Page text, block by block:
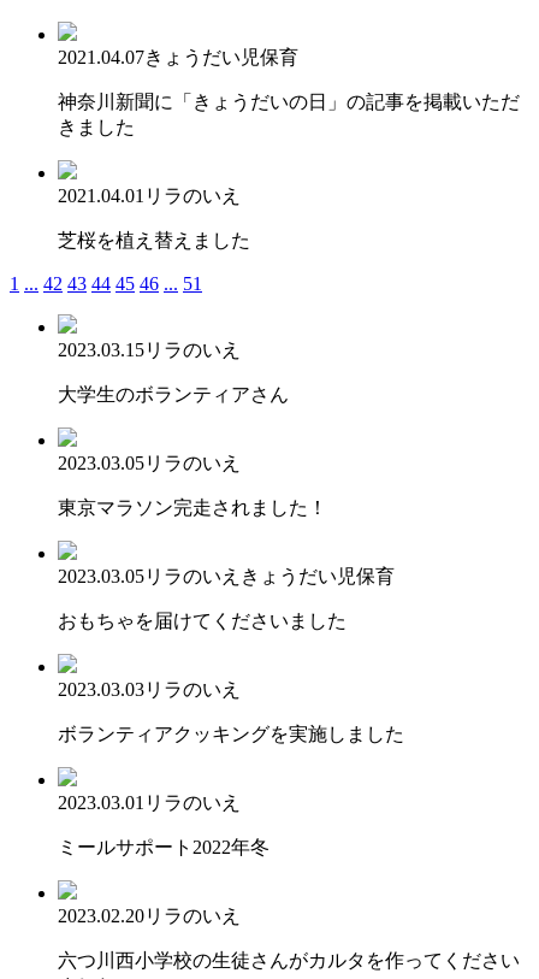
2021.04.07きょうだい児保育
神奈川新聞に「きょうだいの日」の記事を掲載いただ
きました
2021.04.01 リラのいえ
芝桜を植え替えました
1 ... 42 43 44 45 46 ... 51
2023.03.15リラのいえ
大学生のボランティアさん
2023.03.05リラのいえ
東京マラソン完走されました！
2023.03.05リラのいえ きょうだい児保育
おもちゃを届けてくださいました
2023.03.03リラのいえ
ボランティアクッキングを実施しました
2023.03.01 リラのいえ
ミールサポート2022年冬
2023.02.20リラのいえ
六つ川西小学校の生徒さんがカルタを作ってください